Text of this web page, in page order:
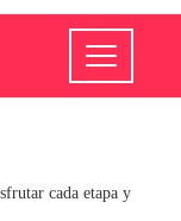
cada etapa y